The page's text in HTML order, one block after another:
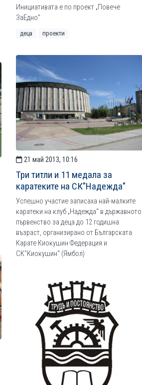
Инициативата е по проект „Повече
ЗаЕдно”
деца проекти
21 май 2013, 10:16
Три титли и 11 медала за
каратеките на СК"Надежда"
Успешно участие записаха най-малките
каратеки на клуб „Надежда“ в държавното
първенство за деца до 12 годишна
възраст, организирано от Българската
Карате Киокушин Федерация и
СК“Киокушин“ (Ямбол)